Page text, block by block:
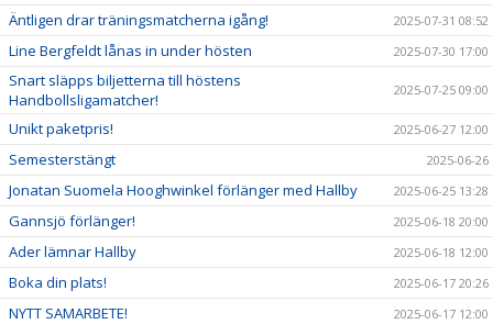
Äntligen drar träningsmatcherna igång! 2025-07-31 08:52
Line Bergfeldt lånas in under hösten 2025-07-30 17:00
Snart släpps biljetterna till höstens
Handbollsligamatcher!
2025-07-25 09:00
Unikt paketpris! 2025-06-27 12:00
Semesterstängt 2025-06-26
Jonatan Suomela Hooghwinkel förlänger med Hallby 2025-06-25 13:28
Gannsjö förlänger! 2025-06-18 20:00
Ader lämnar Hallby 2025-06-18 12:00
Boka din plats! 2025-06-17 20:26
NYTT SAMARBETE! 2025-06-17 12:00